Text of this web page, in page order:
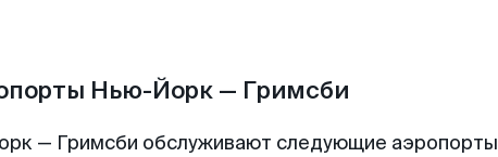
Нью-Йорк — Гримсби
— Гримсби обслуживают следующие аэропорты